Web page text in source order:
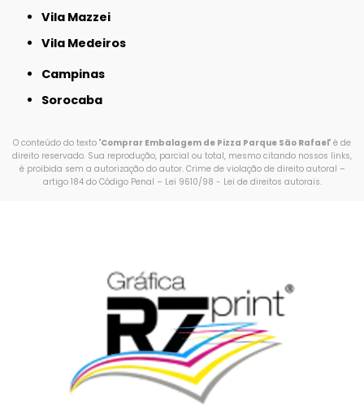
Vila Mazzei
Vila Medeiros
Campinas
Sorocaba
O conteúdo do texto "Comprar Embalagem de Pizza Parque São Rafael" é de
direito reservado. Sua reprodução, parcial ou total, mesmo citando nossos links,
é proibida sem a autorização do autor. Crime de violação de direito autoral –
artigo 184 do Código Penal – Lei 9610/98 - Lei de direitos autorais.